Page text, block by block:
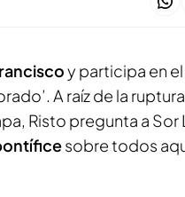
y participa en
A raíz de la
Risto pregunta a Sor
sobre todos